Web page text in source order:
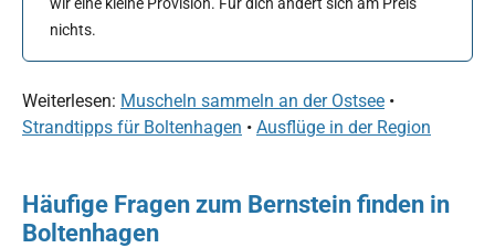
nichts.
Weiterlesen: Muscheln sammeln an der Ostsee •
Strandtipps für Boltenhagen • Ausflüge in der Region
Häufige Fragen zum Bernstein finden in
Boltenhagen